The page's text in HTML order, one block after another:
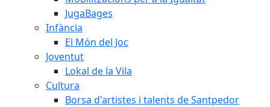
JugaBages
Infància
El Món del Joc
Joventut
Lokal de la Vila
Cultura
Borsa d'artistes i talents de Santpedor